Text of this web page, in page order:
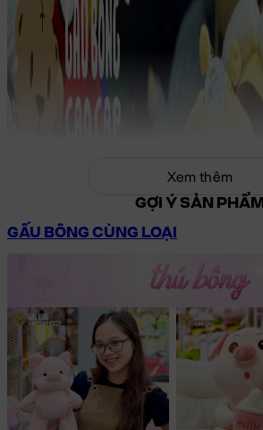
Xem thêm
GỢI Ý SẢN PHẨM
GẤU BÔNG CÙNG LOẠI